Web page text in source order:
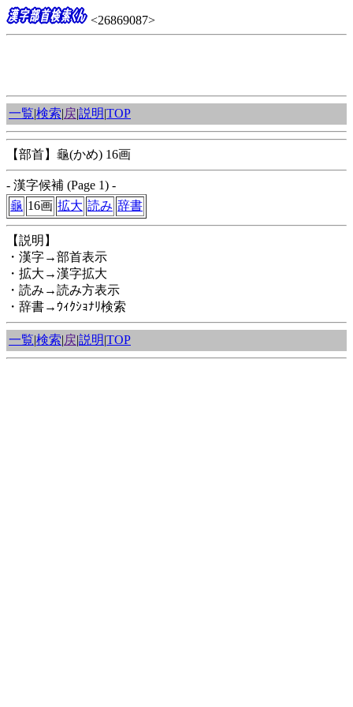
<26869087>
一覧|検索|戻|説明|TOP
【部首】龜(かめ) 16画
- 漢字候補 (Page 1) -
龜 16画 拡大 読み 辞書
【説明】
・漢字→部首表示
・拡大→漢字拡大
・読み→読み方表示
・辞書→ｳｨｸｼｮﾅﾘ検索
一覧|検索|戻|説明|TOP